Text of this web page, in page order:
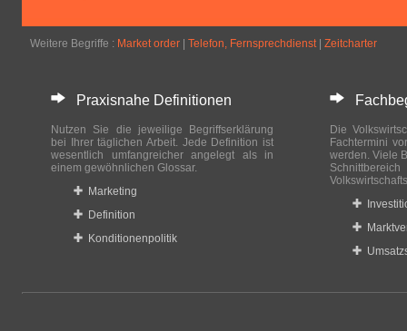
Weitere Begriffe : Market order Telefon, Fernsprechdienst| Zeitcharter
Praxisnahe Definitionen
Nutzen Sie die jeweilige Begriffserklärung
bei Ihrer täglichen Arbeit. Jede Definition ist
wesentlich umfangreicher angelegt als in
einem gewöhnlichen Glossar.
Marketing
Definition
Konditionenpolitik
Die
Fachtermini
werden. Viele